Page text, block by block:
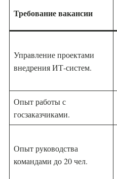
Требование вакансии
Управление проектами
внедрения ИТ-систем.
Опыт работы с
госзаказчиками.
Опыт руководства
командами до 20 чел.